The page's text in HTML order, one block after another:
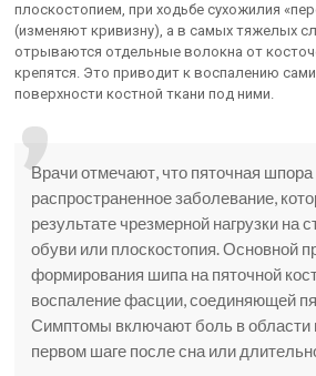
плоскостопием, при ходьбе сухожилия
(изменяют кривизну), а в самых тяжелых
отрываются отдельные волокна от
крепятся. Это приводит к воспалению
поверхности костной ткани под ними.
Врачи отмечают, что пяточная
распространенное заболевание,
результате чрезмерной нагрузки на
обуви или плоскостопия. Основной
формирования шипа на пяточной
воспаление фасции, соединяющей
Симптомы включают боль в области
первом шаге после сна или